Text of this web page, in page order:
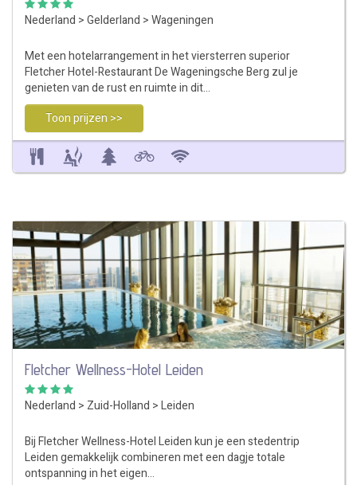
Nederland >Gelderland >Wageningen
Met een hotelarrangement in het viersterren superior
Fletcher Hotel-Restaurant De Wageningsche Berg zul je
genieten van de rust en ruimte in dit…
Toon prijzen >>
Fletcher Wellness-Hotel Leiden
Nederland > Zuid-Holland >Leiden
Bij Fletcher Wellness-Hotel Leiden kun je een stedentrip
Leiden gemakkelijk combineren met een dagje totale
ontspanning in het eigen…